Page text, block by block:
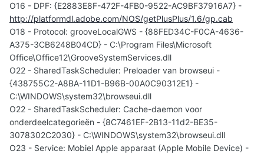
O16 - DPF: {E2883E8F-472F-4FB0-9522-AC9BF37916A7} -
http://platformdl.adobe.com/NOS/getPlusPlus/1.6/gp.cab
O18 - Protocol: grooveLocalGWS - {88FED34C-F0CA-4636-
A375-3CB6248B04CD} - C:\Program Files\Microsoft
Office\Office12\GrooveSystemServices.dll
O22 - SharedTaskScheduler: Preloader van browseui -
{438755C2-A8BA-11D1-B96B-00A0C90312E1} -
C:\WINDOWS\system32\browseui.dll
O22 - SharedTaskScheduler: Cache-daemon voor
onderdeelcategorieën - {8C7461EF-2B13-11d2-BE35-
3078302C2030} - C:\WINDOWS\system32\browseui.dll
O23 - Service: Mobiel Apple apparaat (Apple Mobile Device) -